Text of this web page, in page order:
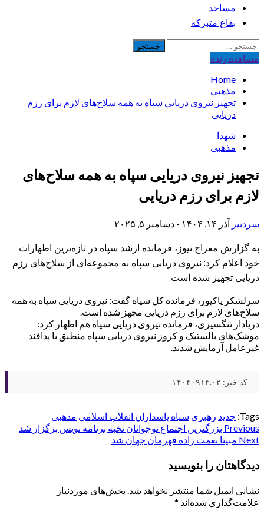
مساجد
بقاع متبرکه
جستجو
برای:
مشاهده‌ زنده
Home
مذهبی
تجهیز نیروی دریایی سپاه به همه سلاح‌های لازم برای رزم
دریایی
شهدا
مذهبی
تجهیز نیروی دریایی سپاه به همه سلاح‌های
لازم برای رزم دریایی
سردبیر آذر ۱۴, ۱۴۰۴ - دسامبر ۵, ۲۰۲۵
به گزارش معراج نیوز، فرمانده ارشد سپاه در تازه‌ترین اظهارات
خود اعلام کرد: نیروی دریایی سپاه به مجموعه‌ای از سلاح‌های رزم
دریایی تجهیز شده است.
سرلشکر پاکپور، فرمانده کل سپاه گفت: نیروی دریایی سپاه به همه
سلاح‌های لازم برای رزم دریایی مجهز شده است.
دریادار تنگسیری، فرمانده نیروی دریایی سپاه هم اظهار کرد:
موشک‌های بالستیک و کروز نیروی دریایی سپاه منطبق با پدافند
غیرعامل آزمایش شدند.
کد خبر: ۱۴۰۴۰۹۱۴.۰۲
Tags: جدید رهبری سپاه پاسداران انقلاب اسلامی مذهبی
Post
navigation
Previous بزرگترین اجتماع نوجوانان نخبه برنامه نویس برگزار شد
Next مبینا نعمت زاده قهرمان جهان شد
دیدگاهتان را بنویسید
نشانی ایمیل شما منتشر نخواهد شد. بخش‌های موردنیاز
علامت‌گذاری شده‌اند *